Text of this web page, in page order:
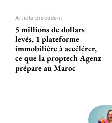
Article précédent
5 millions de dollars
levés, 1 plateforme
immobilière à accélérer,
ce que la proptech Agenz
prépare au Maroc